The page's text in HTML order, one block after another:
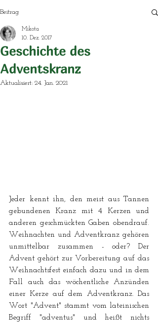
Beitrag
Geschichte des
Adventskranz
Mikota
10. Dez. 2017
Aktualisiert: 24. Jan. 2021
Jeder kennt ihn, den meist aus Tannen
gebundenen Kranz mit 4 Kerzen und
anderen geschmückten Gaben obendrauf.
Weihnachten und Adventkranz gehören
unmittelbar zusammen - oder? Der
Advent gehört zur Vorbereitung auf das
Weihnachtsfest einfach dazu und in dem
Fall auch das wöchentliche Anzünden
einer Kerze auf dem Adventkranz. Das
Wort "Advent" stammt vom lateinischen
Begriff "adventus" und heißt nichts